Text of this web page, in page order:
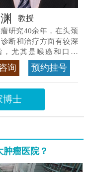
教授
研究40余年，在头颈
断和治疗方面有较深
，尤其是喉癌和口腔
仍是广东喉癌单病种
>>查看专家详情
询 预约挂号
博士
瘤医院？